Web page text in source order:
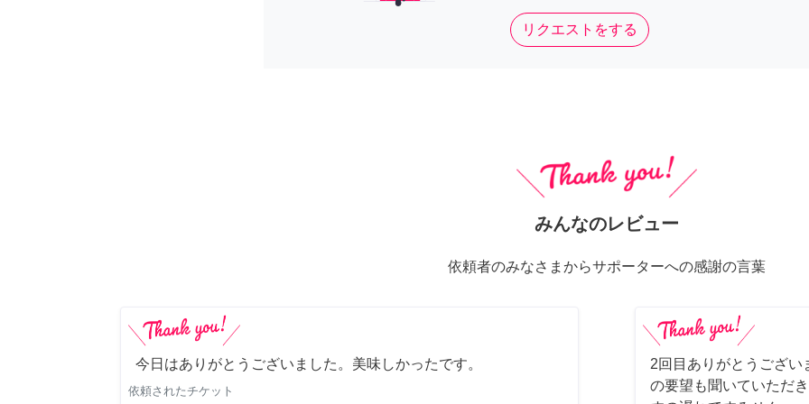
リクエストをする
みんなのレビュー
依頼者のみなさまからサポーターへの感謝の言葉
今日はありがとうございました。美味しかったです。
依頼されたチケット
2回目ありがとうござ
の要望も聞いていただ